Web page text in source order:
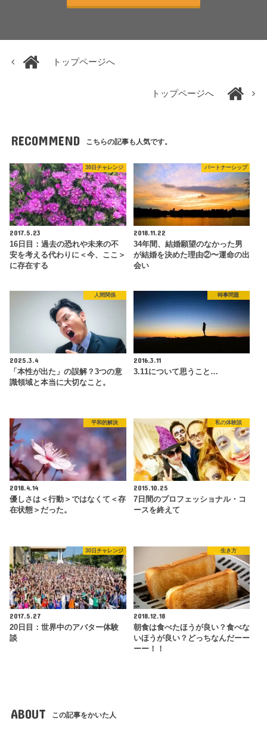
トップページへ
トップページへ
RECOMMEND こちらの記事も人気です。
30日チャレンジ
2017.5.23
16日目：過去の恐れや未来の不
安を考える代わりに＜今、ここ＞
に存在する
パートナーシップ
2018.11.22
34年間、結婚願望のなかった男
が結婚を決めた理由②〜運命の出
会い
人間関係
2025.3.4
「本性が出た」の誤解？3つの意
識領域と本当に大切なこと。
時事問題
2016.3.11
3.11について思うこと…
平和的解決
2018.4.14
優しさは＜行動＞ではなくて＜存
在状態＞だった。
私の体験談
2015.10.25
7日間のプロフェッショナル・コ
ースを終えて
30日チャレンジ
2017.5.27
20日目：世界中のアバター体験
談
生き方
2018.12.18
朝食は食べたほうが良い？食べな
いほうが良い？どっちなんだーー
ーー！！
ABOUT この記事をかいた人